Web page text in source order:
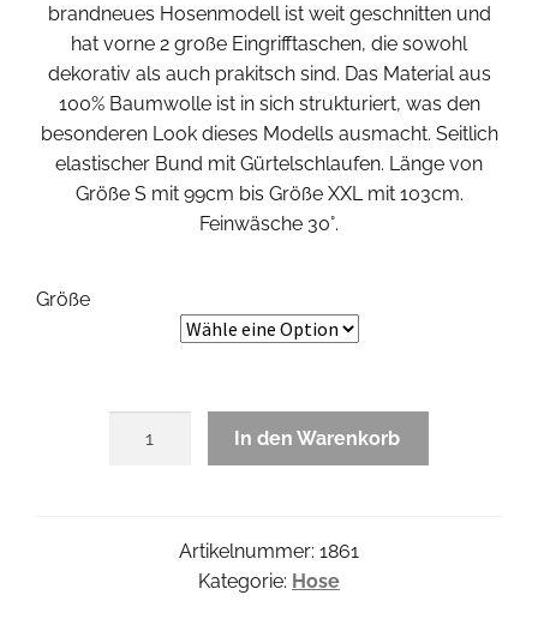
brandneues Hosenmodell ist weit geschnitten und
hat vorne 2 große Eingrifftaschen, die sowohl
dekorativ als auch prakitsch sind. Das Material aus
100% Baumwolle ist in sich strukturiert, was den
besonderen Look dieses Modells ausmacht. Seitlich
elastischer Bund mit Gürtelschlaufen. Länge von
Größe S mit 99cm bis Größe XXL mit 103cm.
Feinwäsche 30°.
Größe
In den Warenkorb
Artikelnummer: 1861
Kategorie: Hose